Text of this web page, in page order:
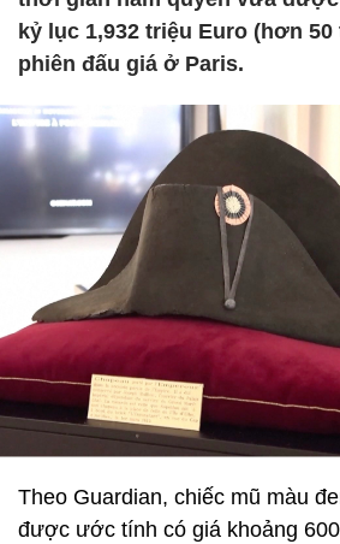
kỷ lục 1,932 triệu Euro (hơn
phiên đấu giá ở Paris.
Theo Guardian, chiếc mũ màu
được ước tính có giá khoảng